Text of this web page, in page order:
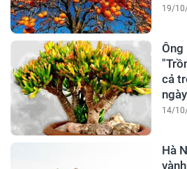
19/
Ông
cả
14/
Hà